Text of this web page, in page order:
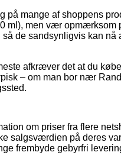
på mange af shoppens
ml), men vær opmærksom
de sandsynligvis kan nå
afkræver det at du
– om man bor nær
om priser fra flere
salgsværdien på deres
frembyde gebyrfri